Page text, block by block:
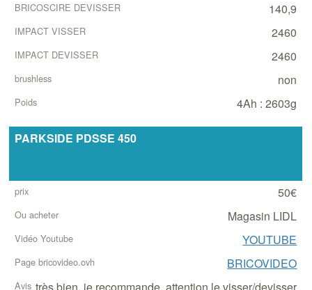
140,9
2460
2460
non
4Ah : 2603g
PARKSIDE PDSSE 450
50€
Magasin LIDL
YOUTUBE
BRICOVIDEO